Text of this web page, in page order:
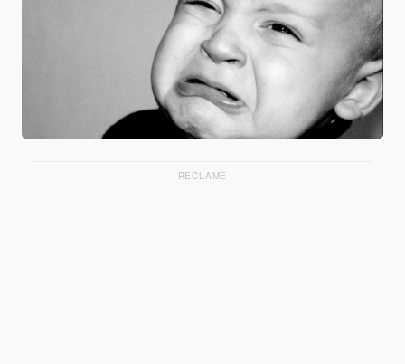
RECLAME